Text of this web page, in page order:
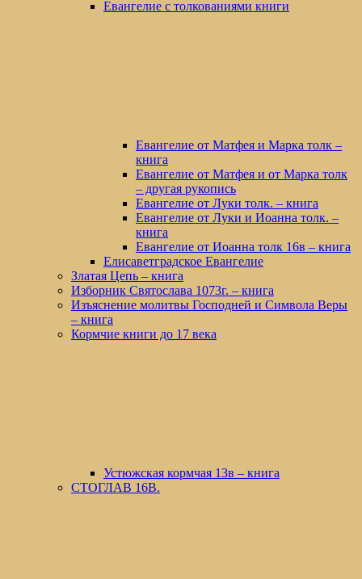
Евангелие с толкованиями книги
Евангелие от Матфея и Марка толк –
книга
Евангелие от Матфея и от Марка толк
– другая рукопись
Евангелие от Луки толк. – книга
Евангелие от Луки и Иоанна толк. –
книга
Евангелие от Иоанна толк 16в – книга
Елисаветградское Евангелие
Златая Цепь – книга
Изборник Святослава 1073г. – книга
Изъяснение молитвы Господней и Символа Веры
– книга
Кормчие книги до 17 века
Устюжская кормчая 13в – книга
СТОГЛАВ 16В.